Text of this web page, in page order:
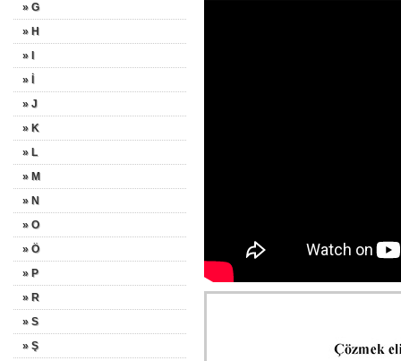
» G
» H
» I
» İ
» J
» K
» L
» M
» N
» O
» Ö
» P
» R
» S
» Ş